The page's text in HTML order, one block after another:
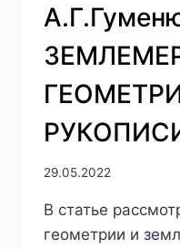
29.05.2022
В статье
геометрии и